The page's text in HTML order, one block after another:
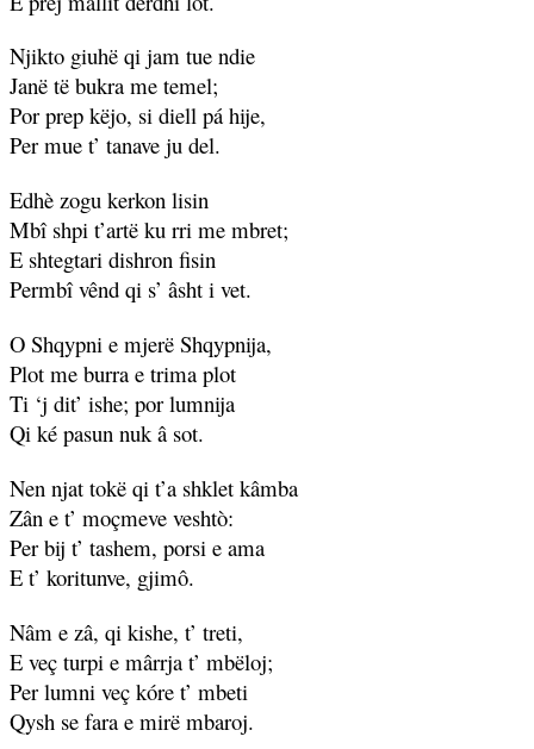
Njikto giuhë qi jam tue ndie
Janë të bukra me temel;
Por prep këjo, si diell pá hije,
Per mue t’ tanave ju del.
Edhè zogu kerkon lisin
Mbî shpi t’artë ku rri me mbret;
E shtegtari dishron fisin
Permbî vênd qi s’ âsht i vet.
O Shqypni e mjerë Shqypnija,
Plot me burra e trima plot
Ti ‘j dit’ ishe; por lumnija
Qi ké pasun nuk â sot.
Nen njat tokë qi t’a shklet kâmba
Zân e t’ moçmeve veshtò:
Per bij t’ tashem, porsi e ama
E t’ koritunve, gjimô.
Nâm e zâ, qi kishe, t’ treti,
E veç turpi e mârrja t’ mbëloj;
Per lumni veç kóre t’ mbeti
Qysh se fara e mirë mbaroj.